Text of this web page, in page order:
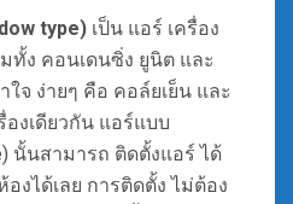
type) เป็น แอร์ เครื่อง
ทั้ง คอนเดนซิ่ง ยูนิต และ
จ ง่ายๆ คือ คอล์ยเย็น และ
งเดียวกัน แอร์แบบ
นั้นสามารถ ติดตั้งแอร์ ได้
งได้เลย การติดตั้ง ไม่ต้อง